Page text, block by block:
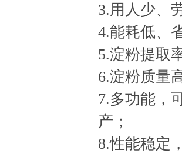
3.用人少、
4.能耗低、
5.淀粉提取
6.淀粉质量
7.多功能，
产；
8.性能稳定